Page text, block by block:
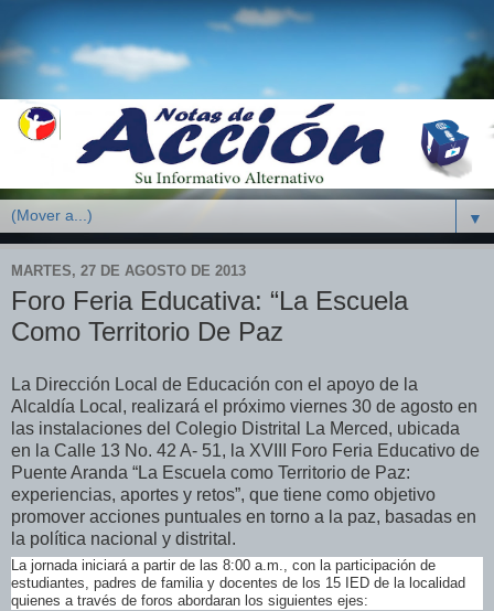
▼
MARTES, 27 DE AGOSTO DE 2013
Foro Feria Educativa: “La Escuela
Como Territorio De Paz
La Dirección Local de Educación con el apoyo de la
Alcaldía Local, realizará el próximo viernes 30 de agosto en
las instalaciones del Colegio Distrital La Merced, ubicada
en la Calle 13 No. 42 A- 51, la XVIII Foro Feria Educativo de
Puente Aranda “La Escuela como Territorio de Paz:
experiencias, aportes y retos”, que tiene como objetivo
promover acciones puntuales en torno a la paz, basadas en
la política nacional y distrital.
La jornada iniciará a partir de las 8:00 a.m., con la participación de
estudiantes, padres de familia y docentes de los 15 IED de la localidad
quienes a través de foros abordaran los siguientes ejes: